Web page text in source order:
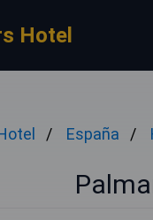
Hotel
España